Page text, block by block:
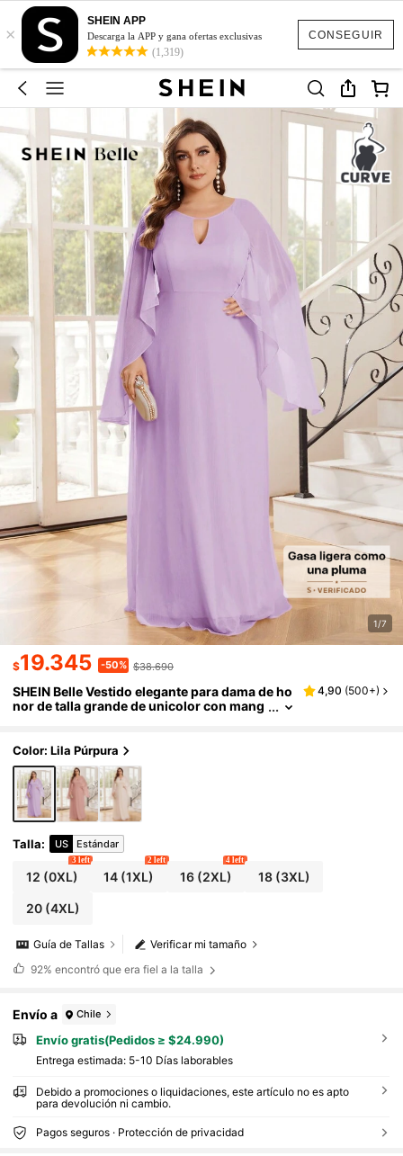
CONSEGUIR
×
SHEIN APP
Descarga la APP y gana ofertas exclusivas
(1,319)
1/7
$19.345 -50% $38.690
SHEIN Belle Vestido elegante para dama de ho
nor de talla grande de unicolor con mang
4,90 (500+)
Color: Lila Púrpura
Talla: US Estándar
12 (0XL)
3 left
14 (1XL)
2 left
16(2XL)
4 left
18(3XL)
20(4XL)
Verificar mi tamaño
Guía de Tallas
92% encontró que era fiel a la talla
Envío a Chile
Envío gratis(Pedidos ≥ $24.990)
Entrega estimada: 5-10 Días laborables
Debido a promociones o liquidaciones, este artículo no es apto
para devolución ni cambio.
Pagos seguros · Protección de privacidad